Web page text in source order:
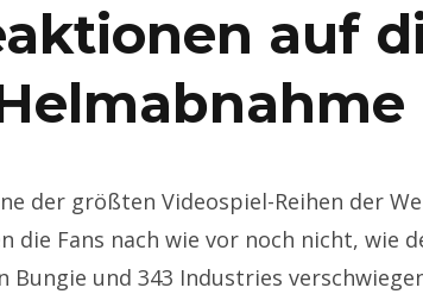
auf
der größten Videospiel-Reihen der
die Fans nach wie vor noch nicht, wie
Bungie und 343 Industries